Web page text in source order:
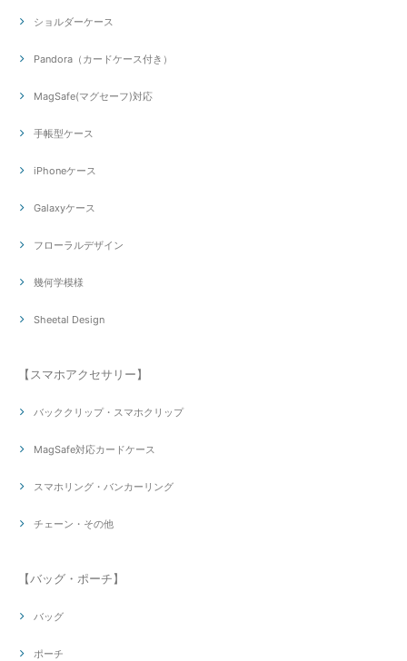
ショルダーケース
Pandora（カードケース付き）
MagSafe(マグセーフ)対応
手帳型ケース
iPhoneケース
Galaxyケース
フローラルデザイン
幾何学模様
Sheetal Design
【スマホアクセサリー】
バッククリップ・スマホクリップ
MagSafe対応カードケース
スマホリング・バンカーリング
チェーン・その他
【バッグ・ポーチ】
バッグ
ポーチ